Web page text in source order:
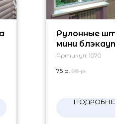
Рулонные
мини блэкаут
Артикул: 1070
75 р. 98 р.
ПОДРОБНЕЕ